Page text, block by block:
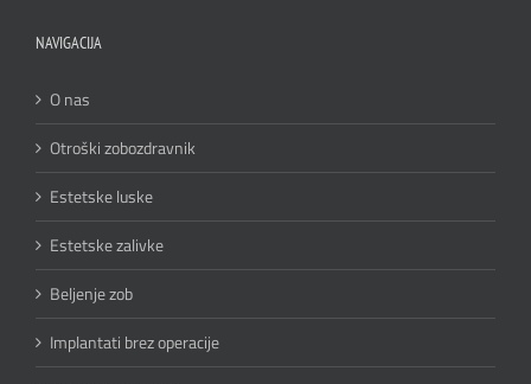
NAVIGACIJA
O nas
Otroški zobozdravnik
Estetske luske
Estetske zalivke
Beljenje zob
Implantati brez operacije